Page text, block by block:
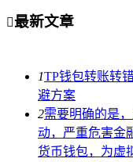
最新文章
1TP钱包转账转
避方案
2需要明确的是
动，严重危害金
货币钱包，为虚